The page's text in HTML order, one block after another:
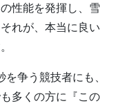
性能を発揮し、雪
れが、本当に良い
争う競技者にも、
多くの方に『この